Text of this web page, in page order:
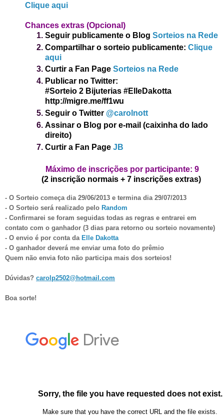
Clique aqui
Chances extras (Opcional)
Seguir publicamente o Blog Sorteios na Rede
Compartilhar o sorteio publicamente: Clique
aqui
Curtir a Fan Page Sorteios na Rede
Publicar no Twitter:
#Sorteio 2 Bijuterias #ElleDakotta
http://migre.me/ff1wu
Seguir o Twitter @carolnott
Assinar o Blog por e-mail (caixinha do lado
direito)
Curtir a Fan Page JB
Máximo de inscrições por participante: 9
(2 inscrição normais + 7 inscrições extras)
- O Sorteio começa dia 29/06/2013 e termina dia 29/07/2013
- O Sorteio será realizado pelo Random
- Confirmarei se foram seguidas todas as regras e entrarei em
contato com o ganhador (3 dias para retorno ou sorteio novamente)
- O envio é por conta da Elle Dakotta
- O ganhador deverá me enviar uma foto do prêmio
Quem não envia foto não participa mais dos sorteios!
Dúvidas? carolp2502@hotmail.com
Boa sorte!